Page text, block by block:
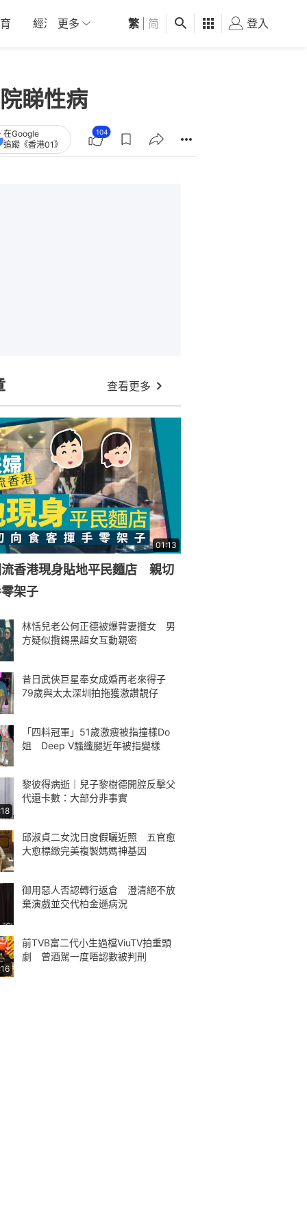
經濟 01深圳 觀點 健康 好食玩飛
更多 繁 简 登入
睇性病
在Google
追蹤《香港01》
104
查看更多
01:13
流香港現身貼地平民麵店 親切
架子
林恬兒老公何正德被爆背妻攬女 男
方疑似攬錫黑超女互動親密
昔日武俠巨星奉女成婚再老來得子
79歲與太太深圳拍拖獲激讚靚仔
「四料冠軍」51歲激瘦被指撞樣Do
姐 Deep V騷纖腿近年被指變樣
黎彼得病逝｜兒子黎樹德開腔反擊父
代還卡數：大部分非事實
邱淑貞二女沈日度假曬近照 五官愈
大愈標緻完美複製媽媽神基因
御用惡人否認轉行返倉 澄清絕不放
棄演戲並交代柏金遜病況
前TVB富二代小生過檔ViuTV拍重頭
劇 曾酒駕一度唔認數被判刑